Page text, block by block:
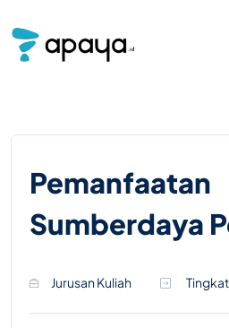
Pemanfaatan
Sumberdaya
Jurusan Kuliah Tingkat